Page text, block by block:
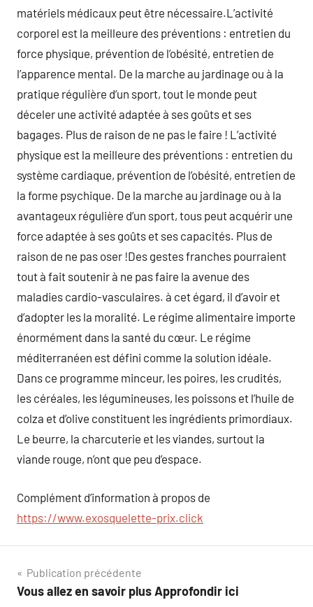
matériels médicaux peut être nécessaire.L’activité
corporel est la meilleure des préventions : entretien du
force physique, prévention de l’obésité, entretien de
l’apparence mental. De la marche au jardinage ou à la
pratique régulière d’un sport, tout le monde peut
déceler une activité adaptée à ses goûts et ses
bagages. Plus de raison de ne pas le faire ! L’activité
physique est la meilleure des préventions : entretien du
système cardiaque, prévention de l’obésité, entretien de
la forme psychique. De la marche au jardinage ou à la
avantageux régulière d’un sport, tous peut acquérir une
force adaptée à ses goûts et ses capacités. Plus de
raison de ne pas oser !Des gestes franches pourraient
tout à fait soutenir à ne pas faire la avenue des
maladies cardio-vasculaires. à cet égard, il d’avoir et
d’adopter les la moralité. Le régime alimentaire importe
énormément dans la santé du cœur. Le régime
méditerranéen est défini comme la solution idéale.
Dans ce programme minceur, les poires, les crudités,
les céréales, les légumineuses, les poissons et l’huile de
colza et d’olive constituent les ingrédients primordiaux.
Le beurre, la charcuterie et les viandes, surtout la
viande rouge, n’ont que peu d’espace.
Complément d’information à propos de
https://www.exosquelette-prix.click
Navigation
Publication précédente
Vous allez en savoir plus Approfondir ici